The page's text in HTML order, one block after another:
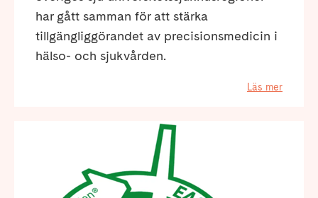
har gått samman för att stärka
tillgängliggörandet av precisionsmedicin i
hälso- och sjukvården.
Läs mer